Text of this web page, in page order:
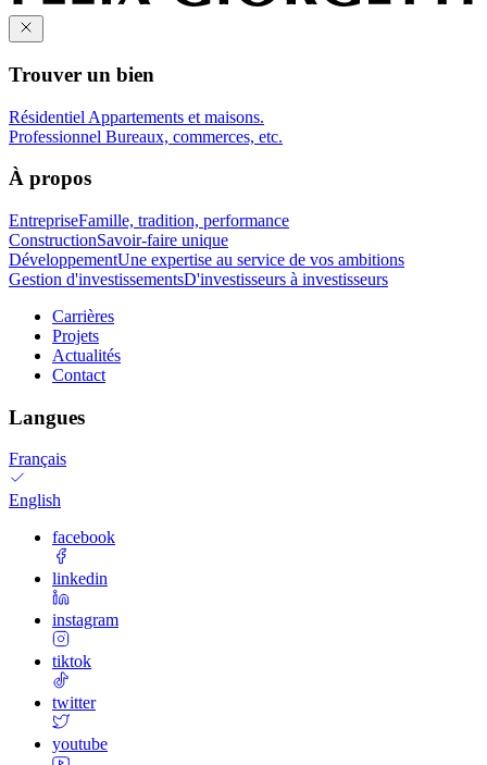
Trouver un bien
Résidentiel Appartements et maisons.
Professionnel Bureaux, commerces, etc.
À propos
EntrepriseFamille, tradition, performance
ConstructionSavoir-faire unique
DéveloppementUne expertise au service de vos ambitions
Gestion d'investissementsD'investisseurs à investisseurs
Carrières
Projets
Actualités
Contact
Langues
Français
English
facebook
linkedin
instagram
tiktok
twitter
youtube